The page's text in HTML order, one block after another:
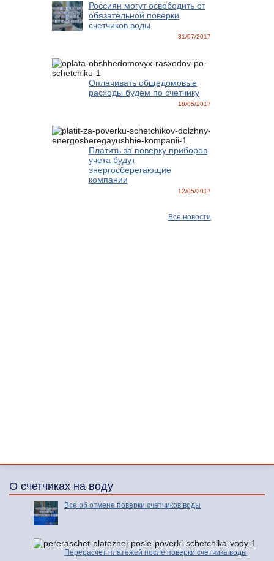
Россиян могут освободить от
обязательной поверки
счетчиков воды
31/07/2017
Оплачивать общедомовые
расходы будем по счетчику
18/05/2017
Платить за поверку приборов
учета будут
энергосберегающие
компании
12/05/2017
Все новости
О счетчиках на воду
Все об отмене поверки счетчиков воды
Перерасчет платежей после поверки счетчика воды